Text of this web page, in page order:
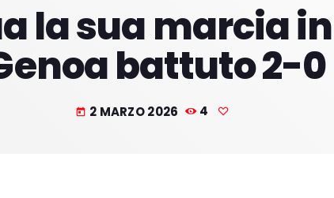
la sua marcia
battuto 2-0
today 2 MARZO 2026 4